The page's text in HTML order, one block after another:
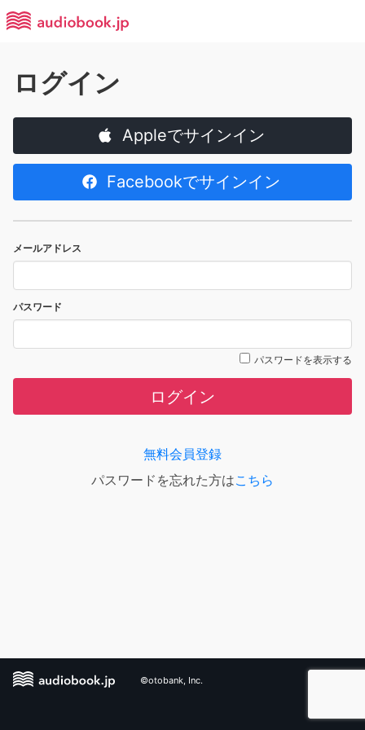
ログイン
Appleでサインイン
Facebookでサインイン
メールアドレス
パスワード
パスワードを表示する
ログイン
無料会員登録
パスワードを忘れた方はこちら
©otobank, Inc.